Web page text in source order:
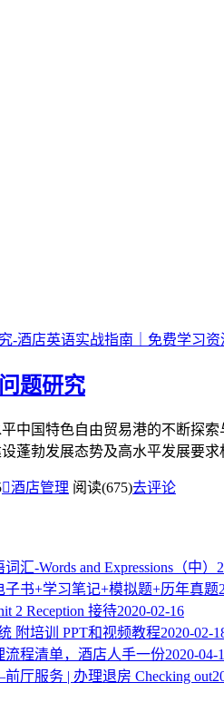
题研究
中国特色自由贸易港的不断探
蓬勃发展态势及高水平发展要求
酒店管理 阅读(675)去评论
汇-Words and Expressions（中）
子书+学习笔记+模拟题+历年真题
2 Reception 接待2020-02-16
附培训 PPT和视频教程2020-02-
流程清单，酒店人手一份2020-04-
厅服务 | 办理退房 Checking out